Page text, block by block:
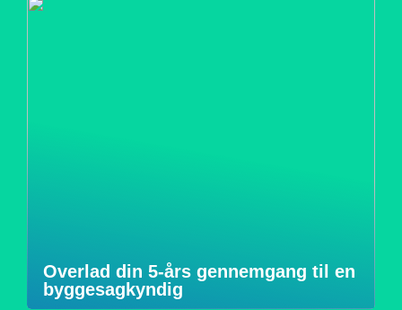
Overlad din 5-års gennemgang til en
byggesagkyndig